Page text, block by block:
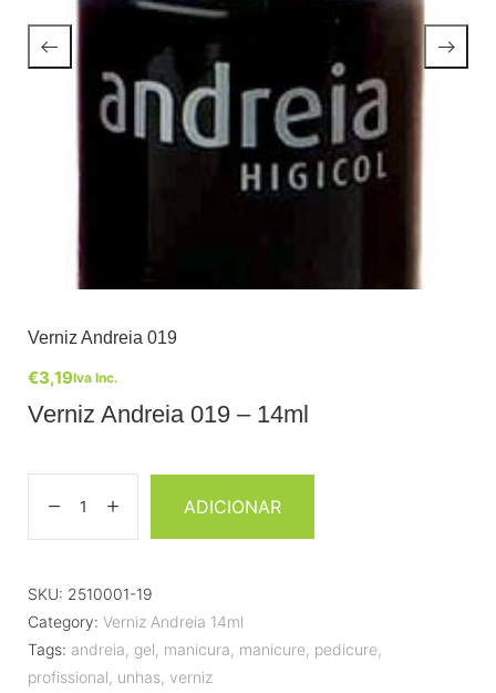
Verniz Andreia 019
€3,19Iva Inc.
Verniz Andreia 019 – 14ml
ADICIONAR
SKU: 2510001-19
Category: Verniz Andreia 14ml
Tags: andreia, gel, manicura, manicure, pedicure,
profissional, unhas, verniz